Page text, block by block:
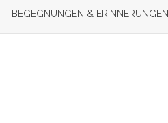
BEGEGNUNGEN & ERINNERUNGEN